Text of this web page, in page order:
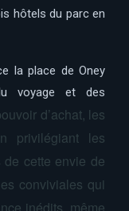
hôtels du parc en
la place de Oney
voyage et des
d’achat, les
privilégiant les
cette envie de
conviviales qui
inédits, même